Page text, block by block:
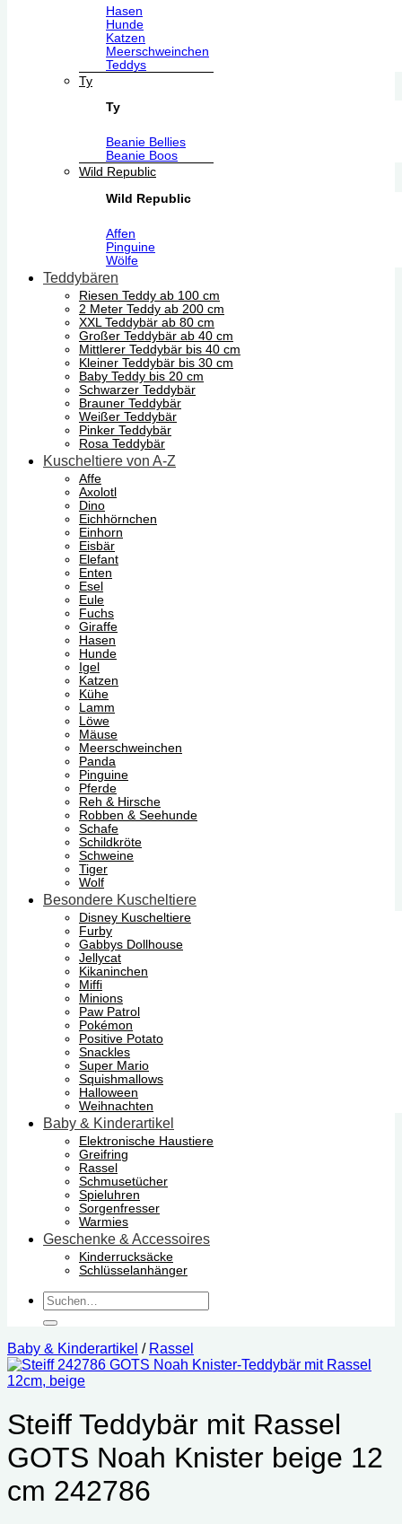
Hasen
Hunde
Katzen
Meerschweinchen
Teddys
Ty
Ty
Beanie Bellies
Beanie Boos
Wild Republic
Wild Republic
Affen
Pinguine
Wölfe
Teddybären
Riesen Teddy ab 100 cm
2 Meter Teddy ab 200 cm
XXL Teddybär ab 80 cm
Großer Teddybär ab 40 cm
Mittlerer Teddybär bis 40 cm
Kleiner Teddybär bis 30 cm
Baby Teddy bis 20 cm
Schwarzer Teddybär
Brauner Teddybär
Weißer Teddybär
Pinker Teddybär
Rosa Teddybär
Kuscheltiere von A-Z
Affe
Axolotl
Dino
Eichhörnchen
Einhorn
Eisbär
Elefant
Enten
Esel
Eule
Fuchs
Giraffe
Hasen
Hunde
Igel
Katzen
Kühe
Lamm
Löwe
Mäuse
Meerschweinchen
Panda
Pinguine
Pferde
Reh & Hirsche
Robben & Seehunde
Schafe
Schildkröte
Schweine
Tiger
Wolf
Besondere Kuscheltiere
Disney Kuscheltiere
Furby
Gabbys Dollhouse
Jellycat
Kikaninchen
Miffi
Minions
Paw Patrol
Pokémon
Positive Potato
Snackles
Super Mario
Squishmallows
Halloween
Weihnachten
Baby & Kinderartikel
Elektronische Haustiere
Greifring
Rassel
Schmusetücher
Spieluhren
Sorgenfresser
Warmies
Geschenke & Accessoires
Kinderrucksäcke
Schlüsselanhänger
Suchen
nach:
Baby & Kinderartikel / Rassel
Steiff Teddybär mit Rassel
GOTS Noah Knister beige 12
cm 242786